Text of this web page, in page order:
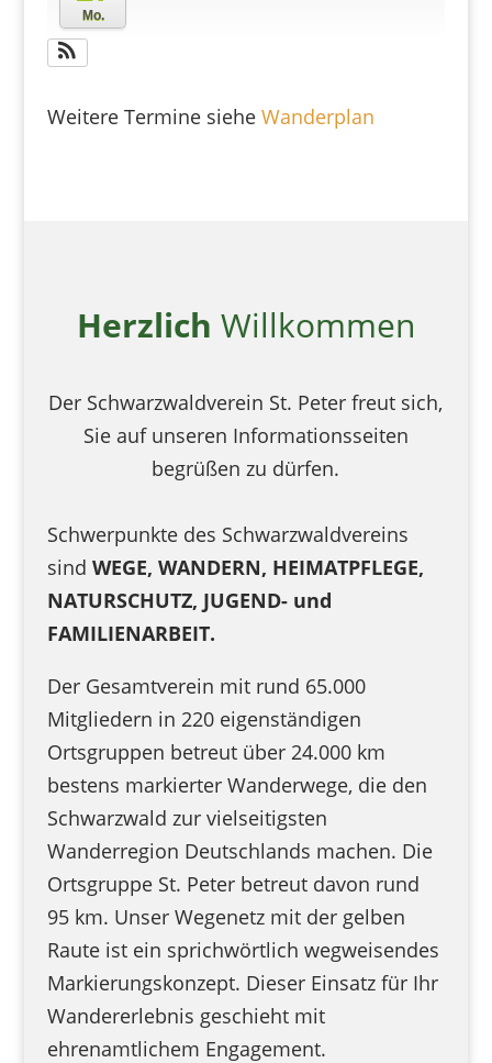
Mo.
Weitere Termine siehe Wanderplan
Herzlich Willkommen
Der Schwarzwaldverein St. Peter freut sich,
Sie auf unseren Informationsseiten
begrüßen zu dürfen.
Schwerpunkte des Schwarzwaldvereins
sind WEGE, WANDERN, HEIMATPFLEGE,
NATURSCHUTZ, JUGEND- und
FAMILIENARBEIT.
Der Gesamtverein mit rund 65.000
Mitgliedern in 220 eigenständigen
Ortsgruppen betreut über 24.000 km
bestens markierter Wanderwege, die den
Schwarzwald zur vielseitigsten
Wanderregion Deutschlands machen. Die
Ortsgruppe St. Peter betreut davon rund
95 km. Unser Wegenetz mit der gelben
Raute ist ein sprichwörtlich wegweisendes
Markierungskonzept. Dieser Einsatz für Ihr
Wandererlebnis geschieht mit
ehrenamtlichem Engagement.